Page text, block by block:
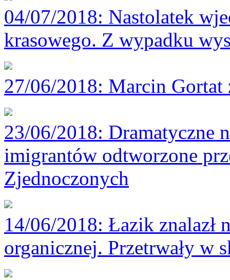
04/07/2018: Nastolatek
krasowego. Z wypadku
27/06/2018: Marcin Gortat
23/06/2018: Dramatyczne
imigrantów odtworzone
Zjednoczonych
14/06/2018: Łazik znalazł
organicznej. Przetrwały w